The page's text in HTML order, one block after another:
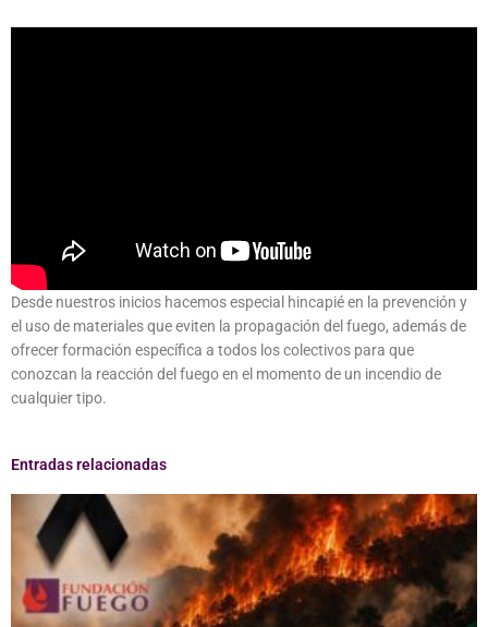
Desde nuestros inicios hacemos especial hincapié en la prevención y
el uso de materiales que eviten la propagación del fuego, además de
ofrecer formación específica a todos los colectivos para que
conozcan la reacción del fuego en el momento de un incendio de
cualquier tipo.
Entradas relacionadas